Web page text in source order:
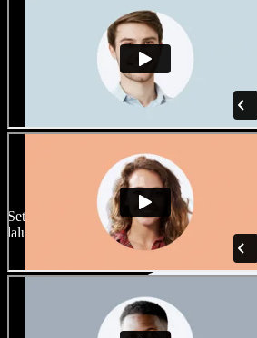
Banyak pilihan suara
dengan berbagai
Setiap proyek bisa terdengar beda. Pilih
lalu sesuaikan sesuka Anda.